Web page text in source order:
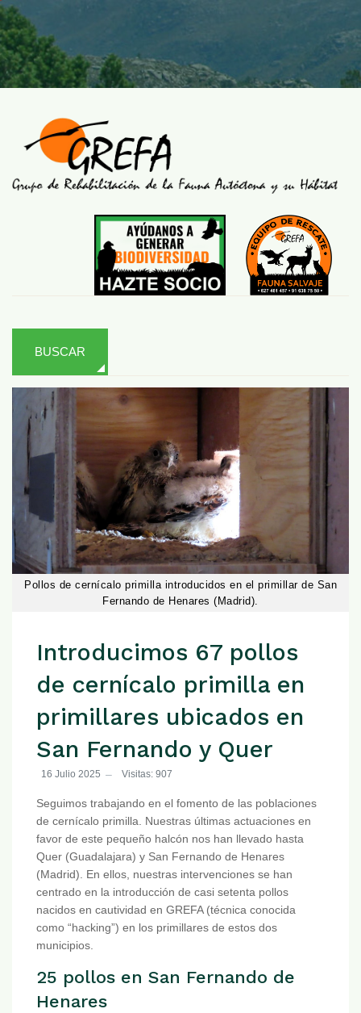
BUSCAR
Pollos de cernícalo primilla introducidos en el primillar de San
Fernando de Henares (Madrid).
Introducimos 67 pollos
de cernícalo primilla en
primillares ubicados en
San Fernando y Quer
16 Julio 2025 Visitas: 907
Seguimos trabajando en el fomento de las poblaciones
de cernícalo primilla. Nuestras últimas actuaciones en
favor de este pequeño halcón nos han llevado hasta
Quer (Guadalajara) y San Fernando de Henares
(Madrid). En ellos, nuestras intervenciones se han
centrado en la introducción de casi setenta pollos
nacidos en cautividad en GREFA (técnica conocida
como “hacking”) en los primillares de estos dos
municipios.
25 pollos en San Fernando de
Henares